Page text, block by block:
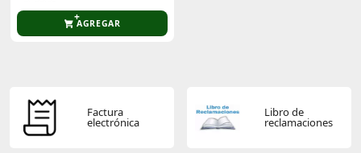
AGREGAR
Factura
electrónica
Libro de
reclamaciones